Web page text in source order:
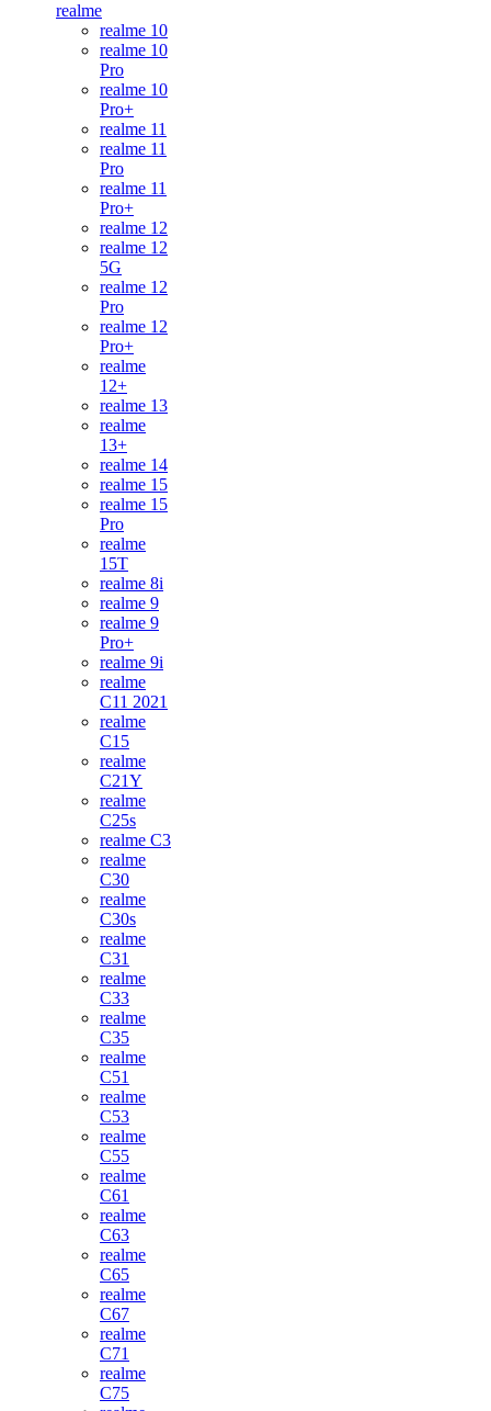
realme
realme 10
realme 10
Pro
realme 10
Pro+
realme 11
realme 11
Pro
realme 11
Pro+
realme 12
realme 12
5G
realme 12
Pro
realme 12
Pro+
realme
12+
realme 13
realme
13+
realme 14
realme 15
realme 15
Pro
realme
15T
realme 8i
realme 9
realme 9
Pro+
realme 9i
realme
C11 2021
realme
C15
realme
C21Y
realme
C25s
realme C3
realme
C30
realme
C30s
realme
C31
realme
C33
realme
C35
realme
C51
realme
C53
realme
C55
realme
C61
realme
C63
realme
C65
realme
C67
realme
C71
realme
C75